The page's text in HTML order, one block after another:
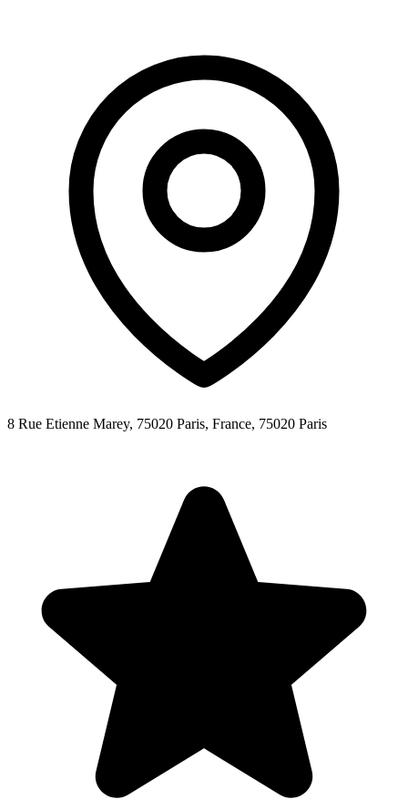
8 Rue Etienne Marey, 75020 Paris, France, 75020 Paris